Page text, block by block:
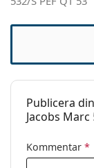
Användning:
Publicera
Jacobs Marc
Kommentar *